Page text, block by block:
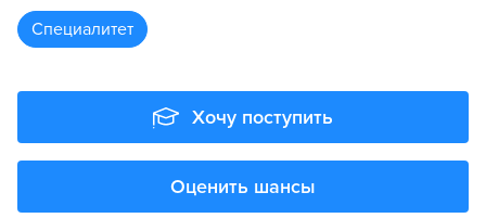
специалитет
Хочу поступить
Оценить шансы